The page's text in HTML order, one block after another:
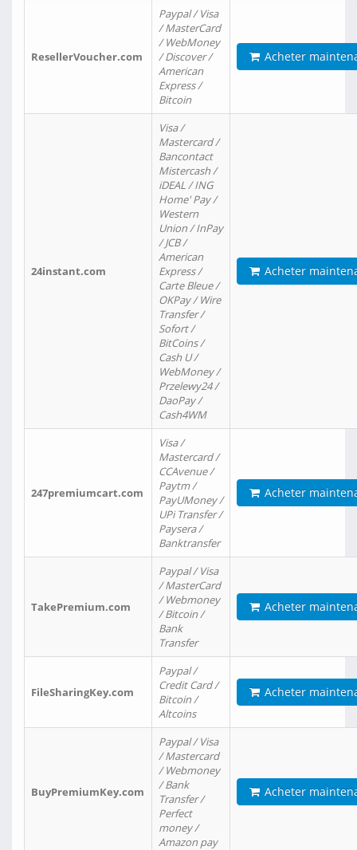
ResellerVoucher.com
Paypal / Visa
/ MasterCard
/ WebMoney
/ Discover /
American
Express /
Bitcoin
Acheter
24instant.com
Visa /
Mastercard /
Bancontact
Mistercash /
iDEAL / ING
Home' Pay /
Western
Union / InPay
/ JCB /
American
Express /
Carte Bleue /
OKPay / Wire
Transfer /
Sofort /
BitCoins /
Cash U /
WebMoney /
Przelewy24 /
DaoPay /
Cash4WM
Acheter
247premiumcart.com
Visa /
Mastercard /
CCAvenue /
Paytm /
PayUMoney /
UPi Transfer /
Paysera /
Banktransfer
Acheter
TakePremium.com
Paypal / Visa
/ MasterCard
/ Webmoney
/ Bitcoin /
Bank
Transfer
Acheter
FileSharingKey.com
Paypal /
Credit Card /
Bitcoin /
Altcoins
Acheter
BuyPremiumKey.com
Paypal / Visa
/ Mastercard
/ Webmoney
/ Bank
Transfer /
Perfect
money /
Amazon pay
Acheter